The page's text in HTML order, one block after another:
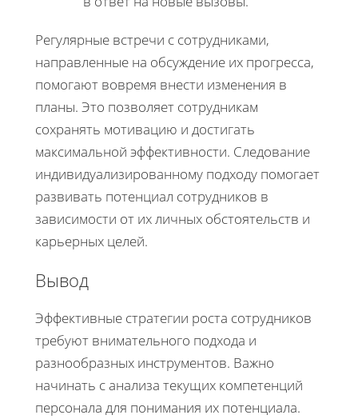
Регулярные встречи с сотрудниками,
направленные на обсуждение их прогресса,
помогают вовремя внести изменения в
планы. Это позволяет сотрудникам
сохранять мотивацию и достигать
максимальной эффективности. Следование
индивидуализированному подходу помогает
развивать потенциал сотрудников в
зависимости от их личных обстоятельств и
карьерных целей.
Вывод
Эффективные стратегии роста сотрудников
требуют внимательного подхода и
разнообразных инструментов. Важно
начинать с анализа текущих компетенций
персонала для понимания их потенциала.